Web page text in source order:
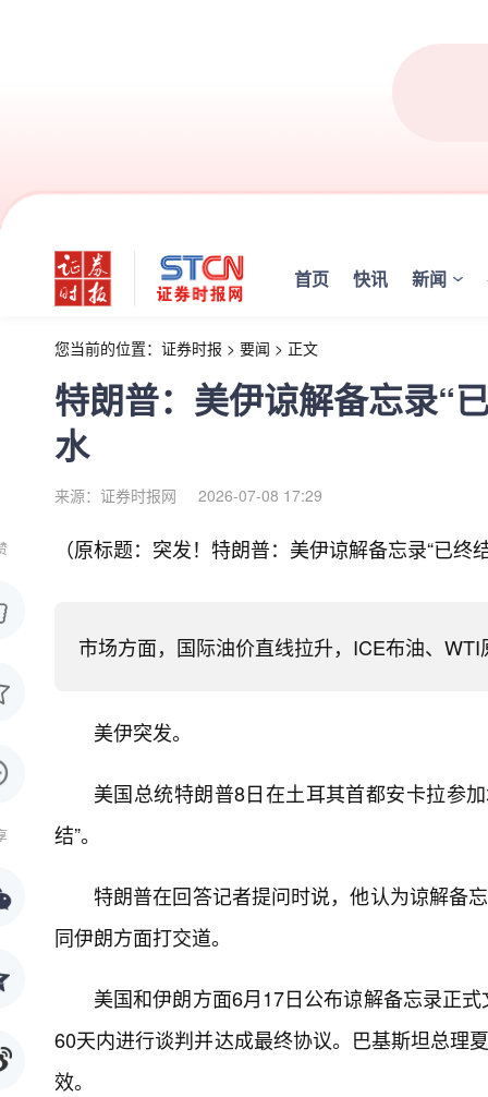
首页 快讯 新闻
您当前的位置： 证券时报 > 要闻 > 正文
特朗普：美伊谅解备忘录“
水
来源：证券时报网 2026-07-08 17:29
（原标题：突发！特朗普：美伊谅解备忘录“已
市场方面，国际油价直线拉升，ICE布油、
美伊突发。
美国总统特朗普8日在土耳其首都安卡拉参
结”。
特朗普在回答记者提问时说，他认为谅解备
同伊朗方面打交道。
美国和伊朗方面6月17日公布谅解备忘录正
60天内进行谈判并达成最终协议。巴基斯坦总理
效。